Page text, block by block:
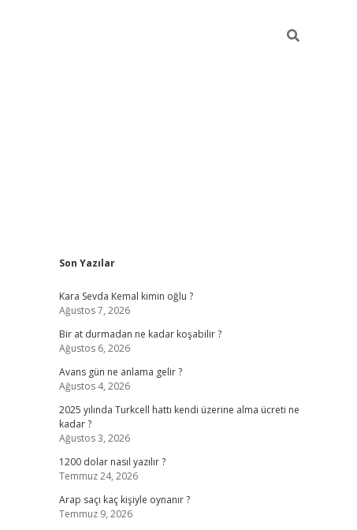
Sidebar
Son Yazılar
Kara Sevda Kemal kimin oğlu ?
Ağustos 7, 2026
Bir at durmadan ne kadar koşabilir ?
Ağustos 6, 2026
Avans gün ne anlama gelir ?
Ağustos 4, 2026
2025 yılında Turkcell hattı kendi üzerine alma ücreti ne
kadar ?
Ağustos 3, 2026
1200 dolar nasıl yazılır ?
Temmuz 24, 2026
Arap saçı kaç kişiyle oynanır ?
Temmuz 9, 2026